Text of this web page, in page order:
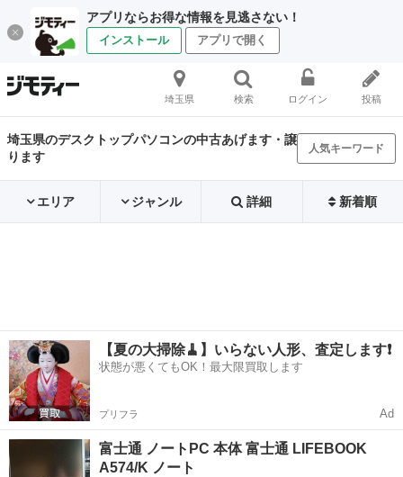
アプリならお得な情報を見逃さない！
インストール アプリで開く
埼玉県 検索 ログイン 投稿
埼玉県のデスクトップパソコンの中古あげます・譲
ります
人気キーワード
エリア ジャンル 詳細 新着順
【夏の大掃除🧹】いらない人形、査定します❗️
状態が悪くてもOK！最大限買取します
プリフラ Ad
富士通 ノートPC 本体 富士通 LIFEBOOK
A574/K ノート